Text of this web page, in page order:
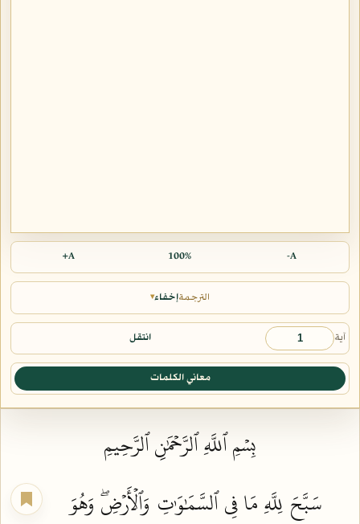
A-
100%
A+
الترجمةإخفاء▾
آية انتقل
معاني الكلمات
بِسۡمِ ٱللَّهِ ٱلرَّحۡمَٰنِ ٱلرَّحِيمِ
سَبَّحَ لِلَّهِمَا فِيٱلسَّمَٰوَٰتِ وَٱلۡأَرۡضِۖوَهُوَ